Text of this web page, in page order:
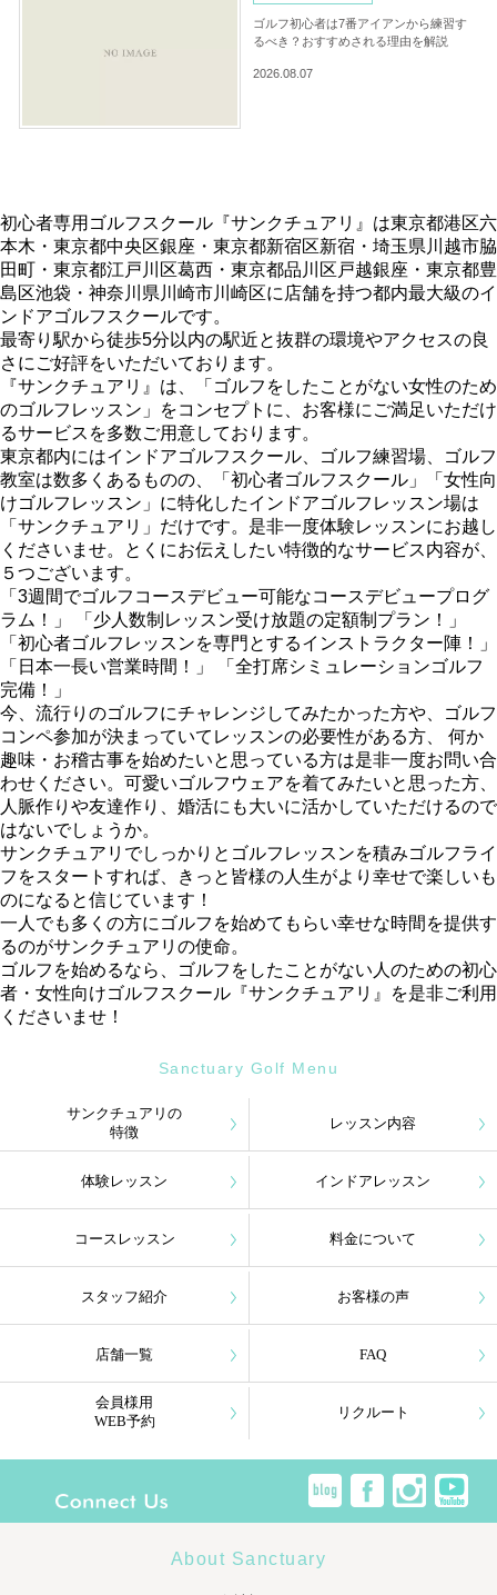
ゴルフ初心者は7番アイアンから練習す
るべき？おすすめされる理由を解説
2026.08.07
初心者専用ゴルフスクール『サンクチュアリ』は東京都港区六
本木・東京都中央区銀座・東京都新宿区新宿・埼玉県川越市脇
田町・東京都江戸川区葛西・東京都品川区戸越銀座・東京都豊
島区池袋・神奈川県川崎市川崎区に店舗を持つ都内最大級のイ
ンドアゴルフスクールです。
最寄り駅から徒歩5分以内の駅近と抜群の環境やアクセスの良
さにご好評をいただいております。
『サンクチュアリ』は、「ゴルフをしたことがない女性のため
のゴルフレッスン」をコンセプトに、お客様にご満足いただけ
るサービスを多数ご用意しております。
東京都内にはインドアゴルフスクール、ゴルフ練習場、ゴルフ
教室は数多くあるものの、「初心者ゴルフスクール」「女性向
けゴルフレッスン」に特化したインドアゴルフレッスン場は
「サンクチュアリ」だけです。是非一度体験レッスンにお越し
くださいませ。とくにお伝えしたい特徴的なサービス内容が、
５つございます。
「3週間でゴルフコースデビュー可能なコースデビュープログ
ラム！」 「少人数制レッスン受け放題の定額制プラン！」
「初心者ゴルフレッスンを専門とするインストラクター陣！」
「日本一長い営業時間！」 「全打席シミュレーションゴルフ
完備！」
今、流行りのゴルフにチャレンジしてみたかった方や、ゴルフ
コンペ参加が決まっていてレッスンの必要性がある方、 何か
趣味・お稽古事を始めたいと思っている方は是非一度お問い合
わせください。可愛いゴルフウェアを着てみたいと思った方、
人脈作りや友達作り、婚活にも大いに活かしていただけるので
はないでしょうか。
サンクチュアリでしっかりとゴルフレッスンを積みゴルフライ
フをスタートすれば、きっと皆様の人生がより幸せで楽しいも
のになると信じています！
一人でも多くの方にゴルフを始めてもらい幸せな時間を提供す
るのがサンクチュアリの使命。
ゴルフを始めるなら、ゴルフをしたことがない人のための初心
者・女性向けゴルフスクール『サンクチュアリ』を是非ご利用
くださいませ！
Sanctuary Golf Menu
サンクチュアリの
特徴
レッスン内容
体験レッスン インドアレッスン
コースレッスン 料金について
スタッフ紹介 お客様の声
店舗一覧 FAQ
会員様用
WEB予約
リクルート
About Sanctuary